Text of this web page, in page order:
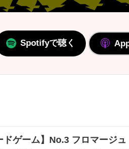
Spotifyで聴く
ドゲーム】No.3 フロマージュ